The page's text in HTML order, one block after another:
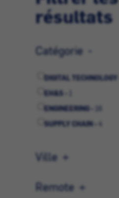
résultats
Catégorie
DIGITAL TECHNOLOGY -
EH&S -
ENGINEERING -
SUPPLY CHAIN -
4
Ville
Remote